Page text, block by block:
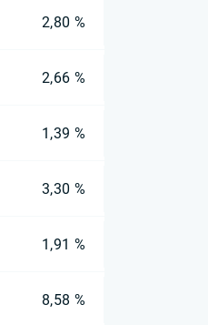
2,80 %
2,66 %
1,39 %
3,30 %
1,91 %
8,58 %